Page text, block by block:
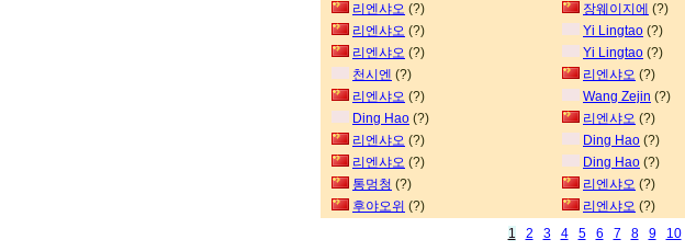
리엔샤오 (?) 장웨이지에 (?)
리엔샤오 (?) Yi Lingtao (?)
리엔샤오 (?) Yi Lingtao (?)
천시엔 (?) 리엔샤오 (?)
리엔샤오 (?) Wang Zejin (?)
Ding Hao (?) 리엔샤오 (?)
리엔샤오 (?) Ding Hao (?)
리엔샤오 (?) Ding Hao (?)
통멍청 (?) 리엔샤오 (?)
후야오위 (?) 리엔샤오 (?)
1
2 3 4 5 6 7 8 9 10